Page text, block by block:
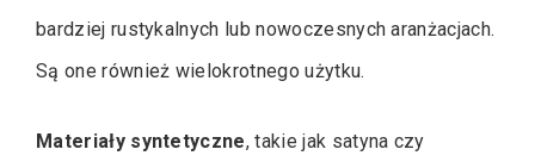
bardziej rustykalnych lub nowoczesnych aranżacjach.
Są one również wielokrotnego użytku.
Materiały syntetyczne, takie jak satyna czy